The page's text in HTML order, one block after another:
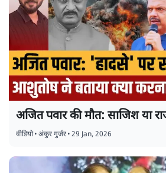
अजित पवार की मौत: साजिश या
वीडियो•अंकुर गुर्जर•29 Jan, 2026